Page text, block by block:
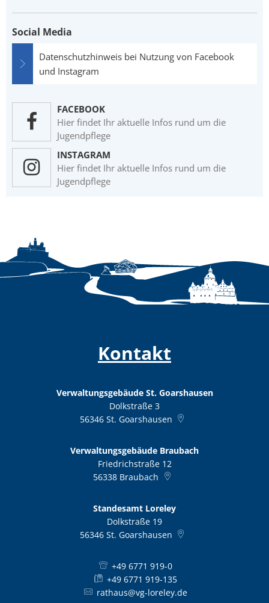
Social Media
Datenschutzhinweis bei Nutzung von Facebook
und Instagram
FACEBOOK
Hier findet Ihr aktuelle Infos rund um die
Jugendpflege
INSTAGRAM
Hier findet Ihr aktuelle Infos rund um die
Jugendpflege
Kontakt
Verwaltungsgebäude St. Goarshausen
Dolkstraße 3
56346 St. Goarshausen
Verwaltungsgebäude Braubach
Friedrichstraße 12
56338 Braubach
Standesamt Loreley
Dolkstraße 19
56346 St. Goarshausen
+49 6771 919-0
+49 6771 919-135
rathaus@vg-loreley.de